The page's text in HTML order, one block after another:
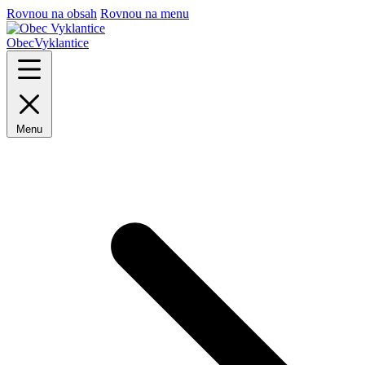
Rovnou na obsah Rovnou na menu
ObecVyklantice
Menu